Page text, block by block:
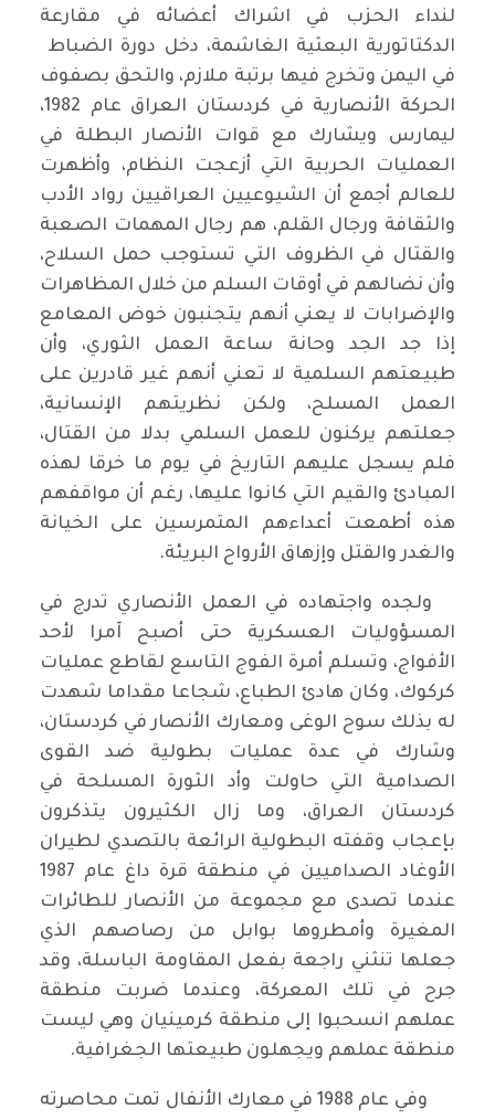
لنداء الحزب في اشراك أعضائه في مقارعة
الدكتاتورية البعثية الغاشمة، دخل دورة الضباط
في اليمن وتخرج فيها برتبة ملازم، والتحق بصفوف
الحركة الأنصارية في كردستان العراق عام 1982،
ليمارس ويشارك مع قوات الأنصار البطلة في
العمليات الحربية التي أزعجت النظام، وأظهرت
للعالم أجمع أن الشيوعيين العراقيين رواد الأدب
والثقافة ورجال القلم، هم رجال المهمات الصعبة
والقتال في الظروف التي تستوجب حمل السلاح،
وأن نضالهم في أوقات السلم من خلال المظاهرات
والإضرابات لا يعني أنهم يتجنبون خوض المعامع
إذا جد الجد وحانة ساعة العمل الثوري، وأن
طبيعتهم السلمية لا تعني أنهم غير قادرين على
العمل المسلح، ولكن نظريتهم الإنسانية،
جعلتهم يركنون للعمل السلمي بدلا من القتال،
فلم يسجل عليهم التاريخ في يوم ما خرقا لهذه
المبادئ والقيم التي كانوا عليها، رغم أن مواقفهم
هذه أطمعت أعداءهم المتمرسين على الخيانة
والغدر والقتل وإزهاق الأرواح البريئة.
ولجده واجتهاده في العمل الأنصاري تدرج في
المسؤوليات العسكرية حتى أصبح آمرا لأحد
الأفواج، وتسلم أمرة الفوج التاسع لقاطع عمليات
كركوك، وكان هادئ الطباع، شجاعا مقداما شهدت
له بذلك سوح الوغى ومعارك الأنصار في كردستان،
وشارك في عدة عمليات بطولية ضد القوى
الصدامية التي حاولت وأد الثورة المسلحة في
كردستان العراق، وما زال الكثيرون يتذكرون
بإعجاب وقفته البطولية الرائعة بالتصدي لطيران
الأوغاد الصداميين في منطقة قرة داغ عام 1987
عندما تصدى مع مجموعة من الأنصار للطائرات
المغيرة وأمطروها بوابل من رصاصهم الذي
جعلها تنثني راجعة بفعل المقاومة الباسلة، وقد
جرح في تلك المعركة، وعندما ضربت منطقة
عملهم انسحبوا إلى منطقة كرمينيان وهي ليست
منطقة عملهم ويجهلون طبيعتها الجغرافية.
وفي عام 1988 في معارك الأنفال تمت محاصرته